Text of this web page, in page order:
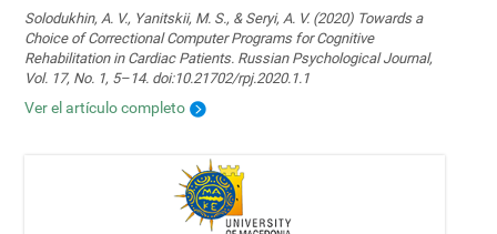
Solodukhin, A. V., Yanitskii, M. S., & Seryi, A. V. (2020) Towards a
Choice of Correctional Computer Programs for Cognitive
Rehabilitation in Cardiac Patients. Russian Psychological Journal,
Vol. 17, No. 1, 5–14. doi:10.21702/rpj.2020.1.1
Ver el artículo completo